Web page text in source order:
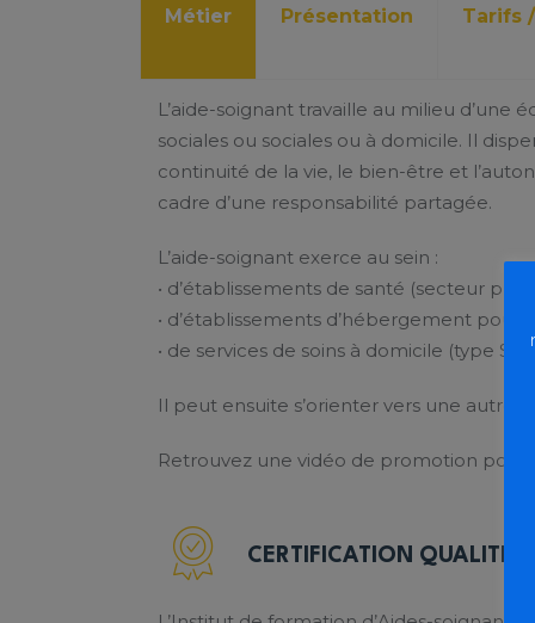
Métier Présentation Tarifs
L’aide-soignant travaille au milieu d’une
sociales ou sociales ou à domicile. Il
continuité de la vie, le bien-être et
cadre d’une responsabilité partagée.
L’aide-soignant exerce au sein :
• d’établissements de santé (secteur
• d’établissements d’hébergement
• de services de soins à domicile (type
Il peut ensuite s’orienter vers une autre
Retrouvez une vidéo de promotion pour
CERTIFICATION QUALITE